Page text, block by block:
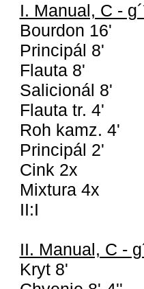
I. Manual, C -
Bourdon 16'
Principál 8'
Flauta 8'
Salicionál 8'
Flauta tr. 4'
Roh kamz. 4'
Principál 2'
Cink 2x
Mixtura 4x
II:I
II. Manual, C -
Kryt 8'